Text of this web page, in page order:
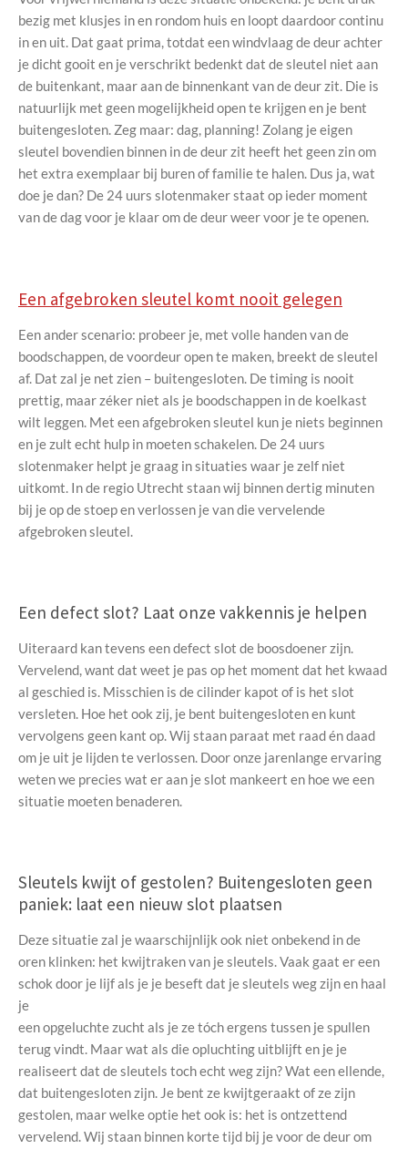
bezig met klusjes in en rondom huis en loopt daardoor continu
in en uit. Dat gaat prima, totdat een windvlaag de deur achter
je dicht gooit en je verschrikt bedenkt dat de sleutel niet aan
de buitenkant, maar aan de binnenkant van de deur zit. Die is
natuurlijk met geen mogelijkheid open te krijgen en je bent
buitengesloten. Zeg maar: dag, planning! Zolang je eigen
sleutel bovendien binnen in de deur zit heeft het geen zin om
het extra exemplaar bij buren of familie te halen. Dus ja, wat
doe je dan? De 24 uurs slotenmaker staat op ieder moment
van de dag voor je klaar om de deur weer voor je te openen.
Een afgebroken sleutel komt nooit gelegen
Een ander scenario: probeer je, met volle handen van de
boodschappen, de voordeur open te maken, breekt de sleutel
af. Dat zal je net zien – buitengesloten. De timing is nooit
prettig, maar zéker niet als je boodschappen in de koelkast
wilt leggen. Met een afgebroken sleutel kun je niets beginnen
en je zult echt hulp in moeten schakelen. De 24 uurs
slotenmaker helpt je graag in situaties waar je zelf niet
uitkomt. In de regio Utrecht staan wij binnen dertig minuten
bij je op de stoep en verlossen je van die vervelende
afgebroken sleutel.
Een defect slot? Laat onze vakkennis je helpen
Uiteraard kan tevens een defect slot de boosdoener zijn.
Vervelend, want dat weet je pas op het moment dat het kwaad
al geschied is. Misschien is de cilinder kapot of is het slot
versleten. Hoe het ook zij, je bent buitengesloten en kunt
vervolgens geen kant op. Wij staan paraat met raad én daad
om je uit je lijden te verlossen. Door onze jarenlange ervaring
weten we precies wat er aan je slot mankeert en hoe we een
situatie moeten benaderen.
Sleutels kwijt of gestolen? Buitengesloten geen
paniek: laat een nieuw slot plaatsen
Deze situatie zal je waarschijnlijk ook niet onbekend in de
oren klinken: het kwijtraken van je sleutels. Vaak gaat er een
schok door je lijf als je je beseft dat je sleutels weg zijn en haal
je
een opgeluchte zucht als je ze tóch ergens tussen je spullen
terug vindt. Maar wat als die opluchting uitblijft en je je
realiseert dat de sleutels toch echt weg zijn? Wat een ellende,
dat buitengesloten zijn. Je bent ze kwijtgeraakt of ze zijn
gestolen, maar welke optie het ook is: het is ontzettend
vervelend. Wij staan binnen korte tijd bij je voor de deur om